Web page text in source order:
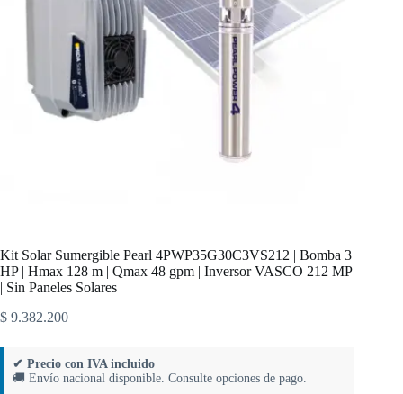
Kit Solar Sumergible Pearl 4PWP35G30C3VS212 | Bomba 3
HP | Hmax 128 m | Qmax 48 gpm | Inversor VASCO 212 MP
| Sin Paneles Solares
$ 9.382.200
✔ Precio con IVA incluido
🚚 Envío nacional disponible. Consulte opciones de pago.